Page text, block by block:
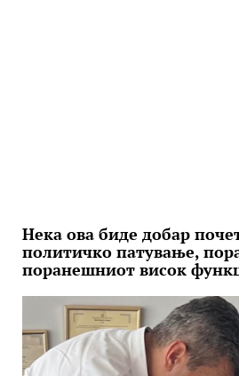
Нека ова биде добар
политичко патување,
поранешниот висок